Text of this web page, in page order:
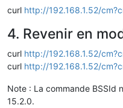
curl http://192.168.1.52/
4. Revenir en
curl http://192.168.1.52/
curl http://192.168.1.52/
Note : La commande BSSId
15.2.0.